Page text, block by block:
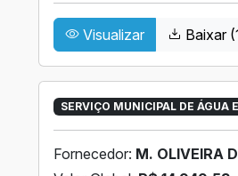
Visualizar Baixar
SERVIÇO MUNICIPAL DE ÁGUA
Fornecedor: M. OLIVEIRA